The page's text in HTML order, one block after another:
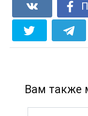
Вам также